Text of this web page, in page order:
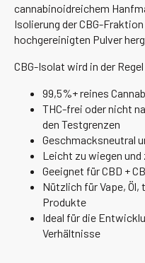
cannabinoidreichem
Isolierung der CBG-
hochgereinigten Pulver
CBG-Isolat wird in der
99,5%+ reines
THC-frei oder nicht
den Testgrenzen
Geschmacksneutral
Leicht zu wiegen und
Geeignet für CBD +
Nützlich für Vape,
Produkte
Ideal für die
Verhältnisse